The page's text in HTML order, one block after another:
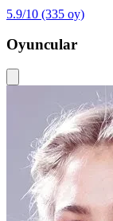
5.9/10 (335 oy)
Oyuncular